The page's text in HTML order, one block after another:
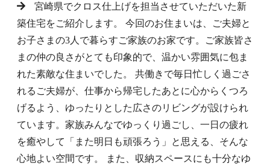
宮崎県でクロス仕上げを担当させていただいた新
築住宅をご紹介します。 今回のお住まいは、ご夫婦と
お子さまの3人で暮らすご家族のお家です。ご家族皆さ
まの仲の良さがとても印象的で、温かい雰囲気に包ま
れた素敵な住まいでした。 共働きで毎日忙しく過ごさ
れるご夫婦が、仕事から帰宅したあとに心からくつろ
げるよう、ゆったりとした広さのリビングが設けられ
ています。家族みんなでゆっくり過ごし、一日の疲れ
を癒やして「また明日も頑張ろう」と思える、そんな
心地よい空間です。 また、収納スペースにも十分なゆ